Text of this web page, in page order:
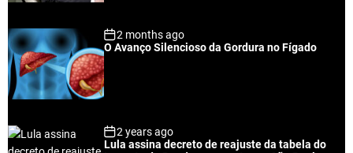
2 months ago
O Avanço Silencioso da Gordura no Fígado
2 years ago
Lula assina decreto de reajuste da tabela do